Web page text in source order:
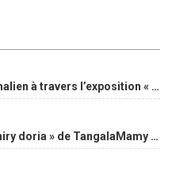
Explorer le vestibule malien à travers l’exposition « Maaya Bulon »
L’exposition « Zafimaniry doria » de TangalaMamy honore la mémoire d’un peuple malgache